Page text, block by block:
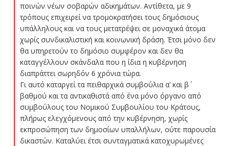
ποινών νέων σοβαρών αδικημάτων. Αντίθετα, με 9
τρόπους επιχειρεί να τρομοκρατήσει τους δημόσιους
υπάλληλους και να τους μετατρέψει σε μοναχικά άτομα
χωρίς συνδικαλιστική και κοινωνική δράση. Έτσι μόνο δεν
θα υπηρετούν το δημόσιο συμφέρον και δεν θα
καταγγέλλουν σκάνδαλα που η ίδια η κυβέρνηση
διαπράττει σωρηδόν 6 χρόνια τώρα.
Γι αυτό καταργεί τα πειθαρχικά συμβούλια α’ και β΄
βαθμού και τα αντικαθιστά από ένα μόνο όργανο από
συμβούλους του Νομικού Συμβουλίου του Κράτους,
πλήρως ελεγχόμενους από την κυβέρνηση, χωρίς
εκπροσώπηση των δημοσίων υπαλλήλων, ούτε παρουσία
δικαστών. Καταλύει έτσι συνταγματικά κατοχυρωμένες